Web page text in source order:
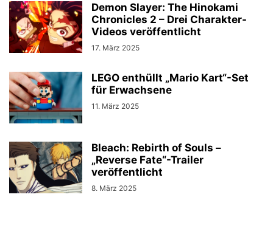
Demon Slayer: The Hinokami
Chronicles 2 – Drei Charakter-
Videos veröffentlicht
17. März 2025
LEGO enthüllt „Mario Kart“-Set
für Erwachsene
11. März 2025
Bleach: Rebirth of Souls –
„Reverse Fate“-Trailer
veröffentlicht
8. März 2025